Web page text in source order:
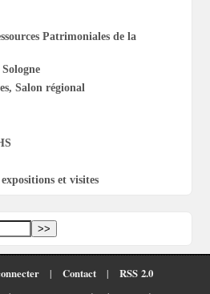
Patrimoniales de la
Salon régional
et visites
| Contact | RSS 2.0